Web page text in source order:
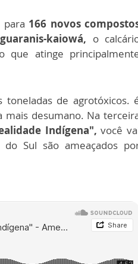
para 166 novos
guaranis-kaiowá, o
que atinge
toneladas de agrotóxicos.
mais desumano. Na
Indígena", você
Sul são ameaçados